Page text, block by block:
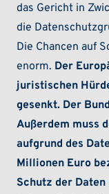
das Gericht in
die
Die Chancen auf
enorm. Der
juristischen
gesenkt. Der
Außerdem muss
aufgrund des
Millionen Euro
Schutz der